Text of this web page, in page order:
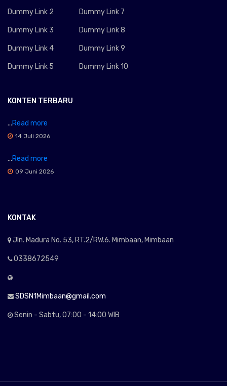
Dummy Link 2
Dummy Link 3
Dummy Link 4
Dummy Link 5
Dummy Link 7
Dummy Link 8
Dummy Link 9
Dummy Link 10
KONTEN TERBARU
...Read more
14 Juli 2026
...Read more
09 Juni 2026
KONTAK
Jln. Madura No. 53, RT.2/RW.6. Mimbaan, Mimbaan
0338672549
SDSN1Mimbaan@gmail.com
Senin - Sabtu, 07:00 - 14:00 WIB